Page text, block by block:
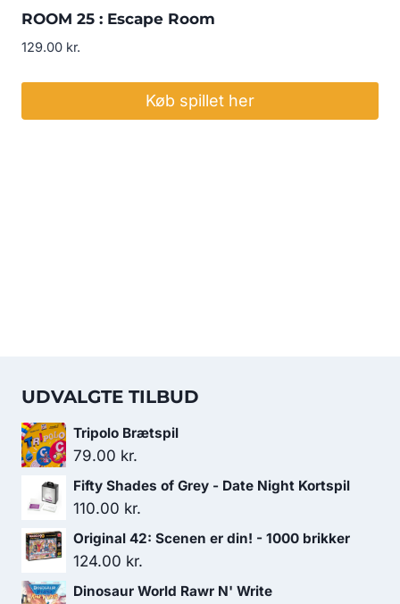
ROOM 25 : Escape Room
129.00 kr.
Køb spillet her
UDVALGTE TILBUD
Tripolo Brætspil
79.00 kr.
Fifty Shades of Grey - Date Night Kortspil
110.00 kr.
Original 42: Scenen er din! - 1000 brikker
124.00 kr.
Dinosaur World Rawr N' Write